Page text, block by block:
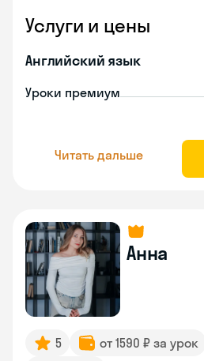
Услуги и цены
Английский язык
Уроки премиум
Читать дальше
Анна
5 от 1590 ₽ за урок